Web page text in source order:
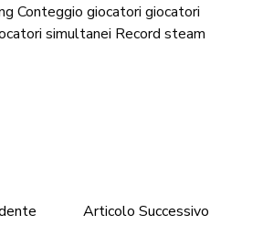
Conteggio giocatori giocatori
simultanei Record steam
Articolo Successivo